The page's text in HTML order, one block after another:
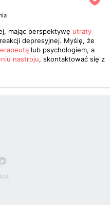
mając perspektywę utraty
depresyjnej. Myślę, że
lub psychologiem, a
nastroju, skontaktować się z